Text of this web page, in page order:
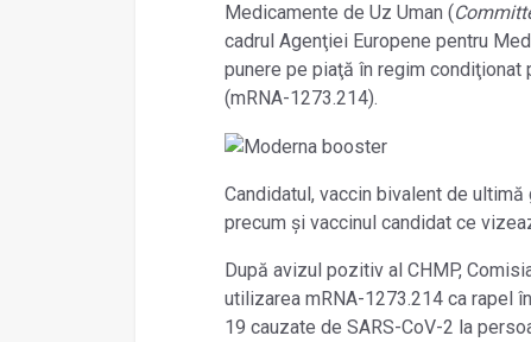
Medicamente de Uz Uman (
cadrul Agenţiei Europene pentru
punere pe piaţă în regim condiţionat
(mRNA-1273.214).
Candidatul, vaccin bivalent de
precum şi vaccinul candidat ce
După avizul pozitiv al CHMP,
utilizarea mRNA-1273.214 ca rapel
19 cauzate de SARS-CoV-2 la